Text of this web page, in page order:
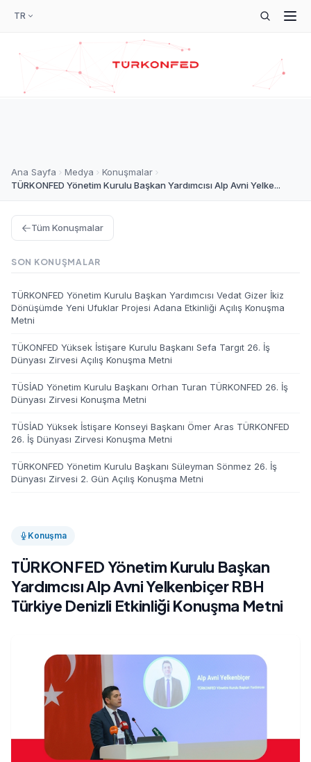
TR
Ana Sayfa Medya
Konuşmalar
TÜRKONFED Yönetim Kurulu Başkan Yardımcısı Alp Avni Yelke...
Konuşma
TÜRKONFED Yönetim Kurulu Başkan
Yardımcısı Alp Avni Yelkenbiçer RBH
Türkiye Denizli Etkinliği Konuşma Metni
Tüm Konuşmalar
SON KONUŞMALAR
TÜRKONFED Yönetim Kurulu Başkan Yardımcısı Vedat Gizer İkiz
Dönüşümde Yeni Ufuklar Projesi Adana Etkinliği Açılış Konuşma
Metni
TÜKONFED Yüksek İstişare Kurulu Başkanı Sefa Targıt 26. İş
Dünyası Zirvesi Açılış Konuşma Metni
TÜSİAD Yönetim Kurulu Başkanı Orhan Turan TÜRKONFED 26. İş
Dünyası Zirvesi Konuşma Metni
TÜSİAD Yüksek İstişare Konseyi Başkanı Ömer Aras TÜRKONFED
26. İş Dünyası Zirvesi Konuşma Metni
TÜRKONFED Yönetim Kurulu Başkanı Süleyman Sönmez 26. İş
Dünyası Zirvesi 2. Gün Açılış Konuşma Metni